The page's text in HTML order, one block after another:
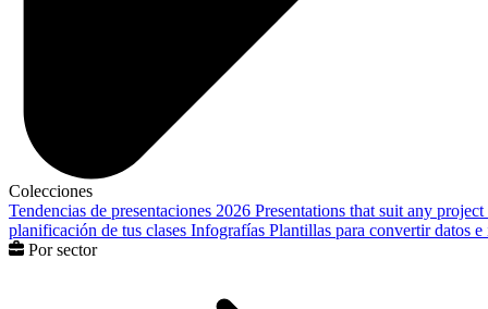
Colecciones
Tendencias de presentaciones 2026 Presentations that suit any project
planificación de tus clases Infografías Plantillas para convertir datos
Por sector